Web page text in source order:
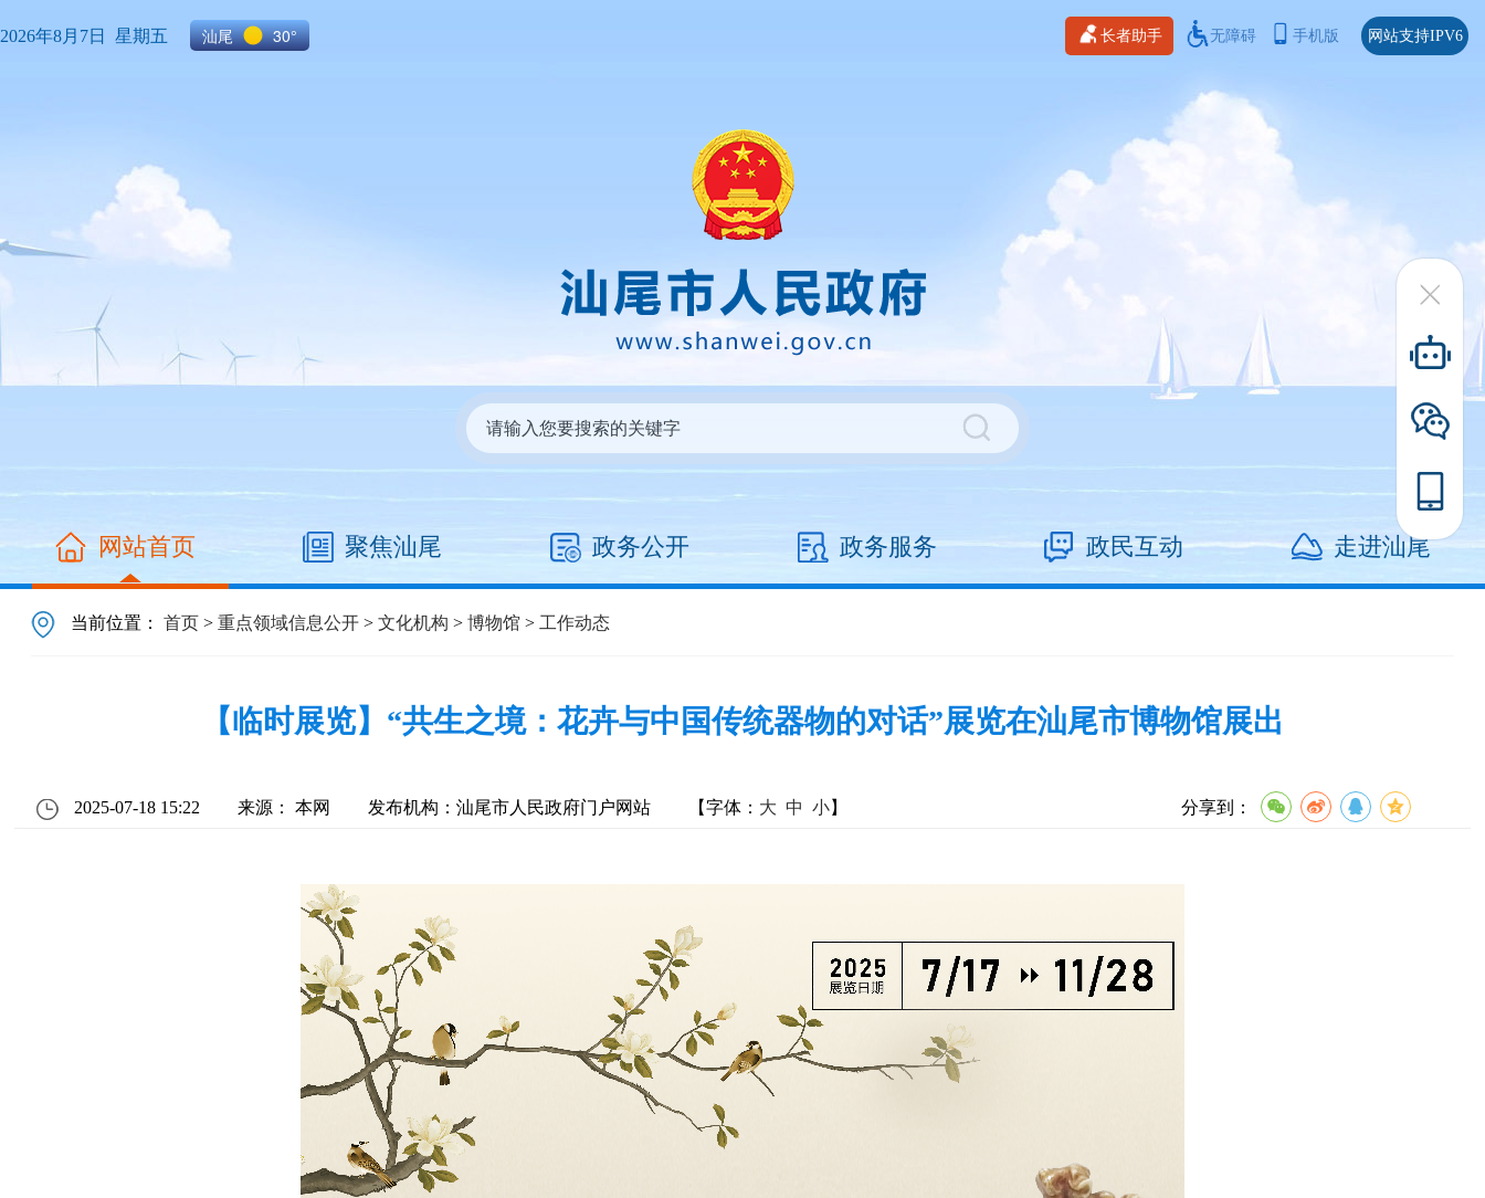
2026年8月7日 星期五 汕尾 30° 长者助手 无障碍 手机版 网站支持IPV6
网站首页 聚焦汕尾 政务公开 政务服务 政民互动 走进汕尾
当前位置：首页 >重点领域信息公开 >文化机构 >博物馆 > 工作动态
【临时展览】“共生之境：花卉与中国传统器物的对话”展览在汕尾市博物馆展出
2025-07-18 15:22 来源： 本网 发布机构：汕尾市人民政府门户网站 【字体： 大 中 小】 分享到：